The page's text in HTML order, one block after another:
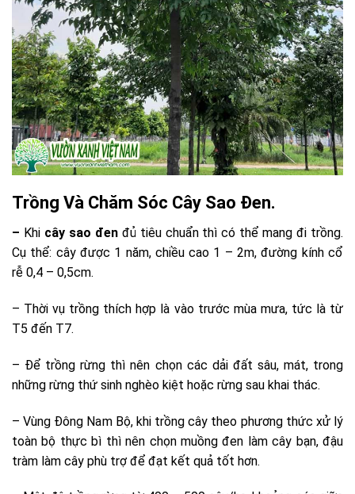
Trồng Và Chăm Sóc Cây Sao Đen.
– Khi cây sao đenđủ tiêu chuẩn thì có thể mang đi trồng.
Cụ thể: cây được 1 năm, chiều cao 1 – 2m, đường kính cổ
rễ 0,4 – 0,5cm.
– Thời vụ trồng thích hợp là vào trước mùa mưa, tức là từ
T5 đến T7.
– Để trồng rừng thì nên chọn các dải đất sâu, mát, trong
những rừng thứ sinh nghèo kiệt hoặc rừng sau khai thác.
– Vùng Đông Nam Bộ, khi trồng cây theo phương thức xử lý
toàn bộ thực bì thì nên chọn muồng đen làm cây bạn, đậu
tràm làm cây phù trợ để đạt kết quả tốt hơn.